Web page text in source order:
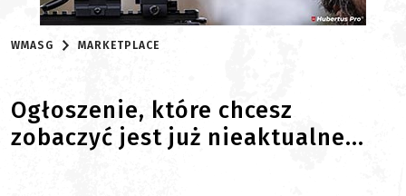
WMASG MARKETPLACE
Ogłoszenie, które chcesz
zobaczyć jest już nieaktualne...